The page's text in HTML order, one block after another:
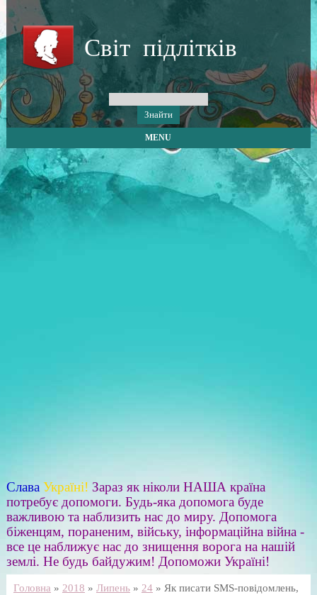
Світ підлітків
MENU
Слава Україні! Зараз як ніколи НАША країна
потребує допомоги. Будь-яка допомога буде
важливою та наблизить нас до миру. Допомога
біженцям, пораненим, війську, інформаційна війна -
все це наближує нас до знищення ворога на нашій
землі. Не будь байдужим! Допоможи Україні!
Головна » 2018 » Липень » 24» Як писати SMS-повідомлень,